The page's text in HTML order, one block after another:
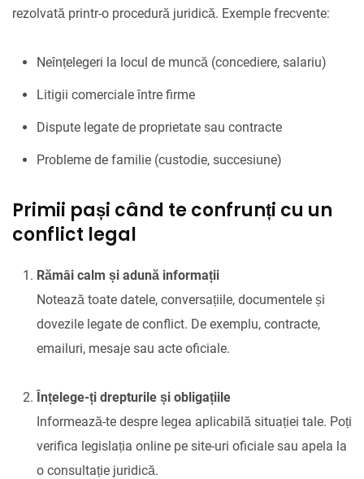
rezolvată printr-o procedură juridică. Exemple frecvente:
Neînțelegeri la locul de muncă (concediere, salariu)
Litigii comerciale între firme
Dispute legate de proprietate sau contracte
Probleme de familie (custodie, succesiune)
Primii pași când te confrunți cu un
conflict legal
Rămâi calm și adună informații
Notează toate datele, conversațiile, documentele și
dovezile legate de conflict. De exemplu, contracte,
emailuri, mesaje sau acte oficiale.
Înțelege-ți drepturile și obligațiile
Informează-te despre legea aplicabilă situației tale. Poți
verifica legislația online pe site-uri oficiale sau apela la
o consultație juridică.